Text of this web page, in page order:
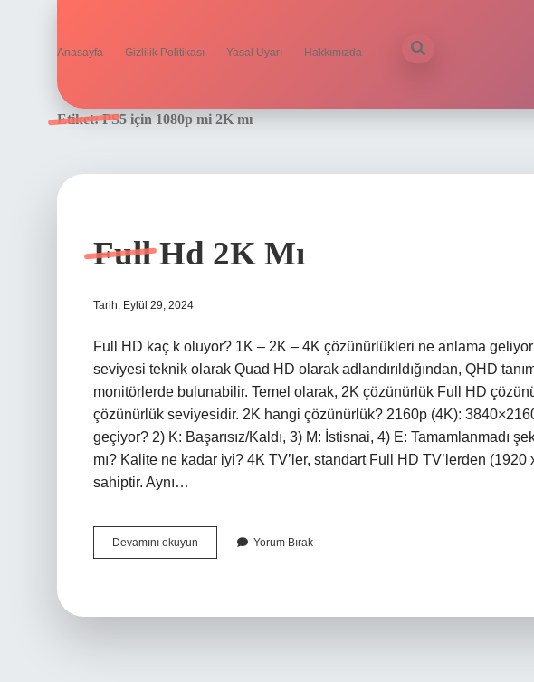
Anasayfa Gizlilik Politikası Yasal Uyarı Hakkımızda
Etiket:PS5 için 1080p mi 2K mı
Full Hd 2K Mı
Tarih: Eylül 29, 2024
Full HD kaç k oluyor? 1K – 2K – 4K çözünürlükleri ne anlama
seviyesi teknik olarak Quad HD olarak adlandırıldığından, QHD
monitörlerde bulunabilir. Temel olarak, 2K çözünürlük Full HD
çözünürlük seviyesidir. 2K hangi çözünürlük? 2160p (4K):
geçiyor? 2) K: Başarısız/Kaldı, 3) M: İstisnai, 4) E: Tamamlanmadı
mı? Kalite ne kadar iyi? 4K TV’ler, standart Full HD TV’lerden
sahiptir. Aynı…
Devamını okuyun
Hd
Yorum Bırak